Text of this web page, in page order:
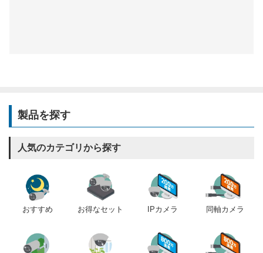
製品を探す
人気のカテゴリから探す
おすすめ お得なセット IPカメラ 同軸カメラ